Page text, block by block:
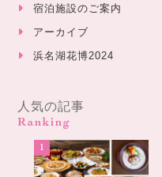
宿泊施設のご案内
アーカイブ
浜名湖花博2024
人気の記事
Ranking